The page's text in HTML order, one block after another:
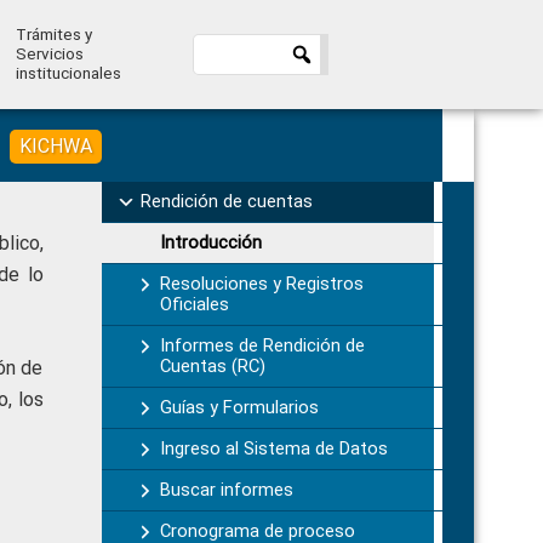
Trámites y
Servicios
institucionales
KICHWA
lo
de
los
Primary
Sidebar
Rendición de cuentas
Introducción
Resoluciones y Registros
Oficiales
Informes de Rendición de
Cuentas (RC)
Guías y Formularios
Ingreso al Sistema de Datos
Buscar informes
Cronograma de proceso